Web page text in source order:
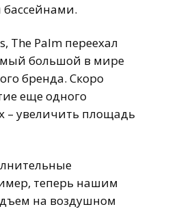
The Palm переехал
большой в мире
бренда. Скоро
еще одного
– увеличить площадь
теперь нашим
на воздушном